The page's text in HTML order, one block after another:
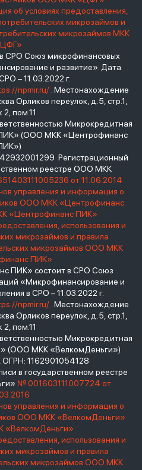
об условиях предоставления,
микрозаймов и
микрозаймов МКК
СРО Союз микрофинансовых
и развитие». Дата
– 11.03.2022 г.
npmir.ru/. Местонахождение
Орликов переулок, д.5, стр.1,
2, пом.11
Микрокредитная
(ООО МКК «Центрофинанс
Регистрационный
реестре ООО МКК
от 11.06.2014
управления и информация о
ООО МКК «Центрофинанс
«Центрофинанс ПИК»
использования и
микрозаймов и правила
микрозаймов ООО МКК
ПИК»
ПИК» состоит в СРО Союз
«Микрофинансирование и
в СРО – 11.03.2022 г.
npmir.ru/. Местонахождение
Орликов переулок, д.5, стр.1,
2, пом.11
Микрокредитная
(ООО МКК «ВелкомДеньги»)
1162901054128
в государственном реестре
№ 001603111007724 от
управления и информация о
ООО МКК «ВелкомДеньги»
«ВелкомДеньги»
использования и
микрозаймов и правила
микрозаймов ООО МКК